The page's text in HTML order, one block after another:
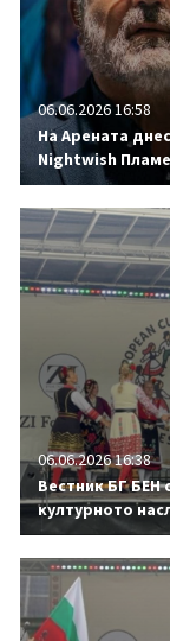
06.06.2026 16:58
На Арената
Nightwish
06.06.2026 16:38
Вестник БГ БЕН
културното